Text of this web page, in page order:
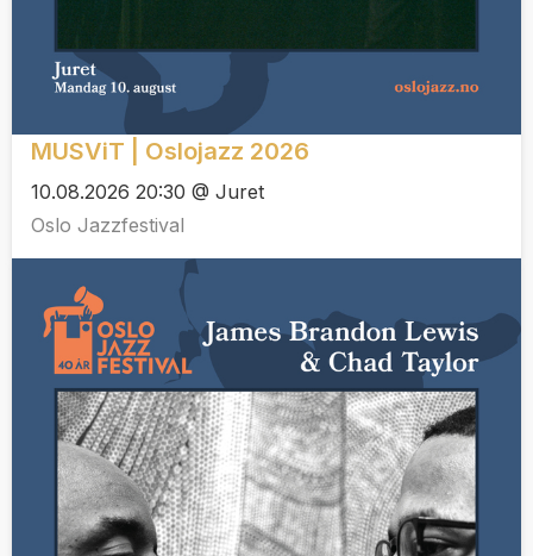
MUSViT | Oslojazz 2026
10.08.2026 20:30 @ Juret
Oslo Jazzfestival